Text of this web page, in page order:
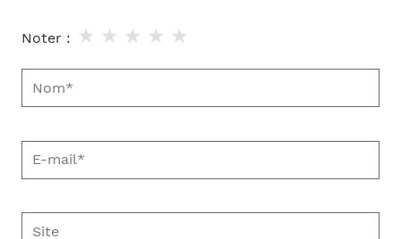
Noter : ★
★
★
★
★
Nom*
E-
mail*
Site